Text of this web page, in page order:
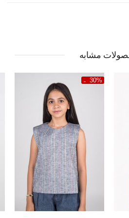
مشابه
30%